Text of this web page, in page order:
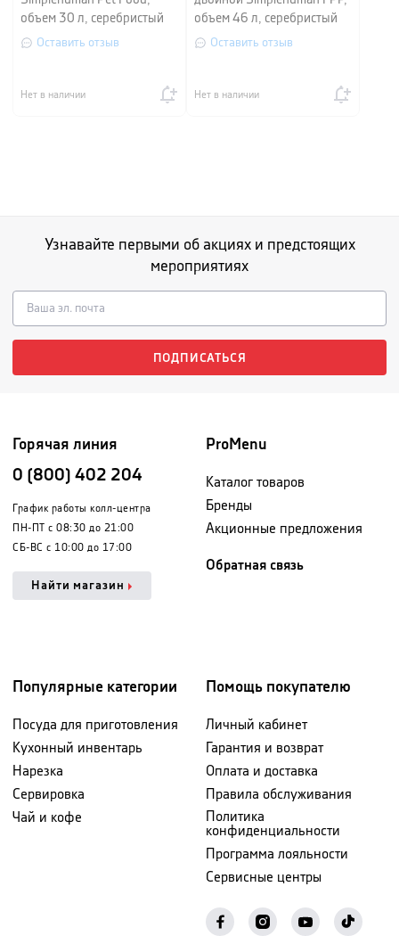
объем 30 л, серебристый
Оставить отзыв
Нет в наличии
объем 46 л, серебристый
матовый
Оставить отзыв
Нет в наличии
Узнавайте первыми об акциях и предстоящих
мероприятиях
ПОДПИСАТЬСЯ
Горячая линия
0 (800) 402 204
График работы колл-центра
ПН-ПТ с 08:30 до 21:00
СБ-ВС с 10:00 до 17:00
Найти магазин
ProMenu
Каталог товаров
Бренды
Акционные предложения
Обратная связь
Популярные категории
Посуда для приготовления
Кухонный инвентарь
Нарезка
Сервировка
Чай и кофе
Помощь покупателю
Личный кабинет
Гарантия и возврат
Оплата и доставка
Правила обслуживания
Политика
конфиденциальности
Программа лояльности
Сервисные центры